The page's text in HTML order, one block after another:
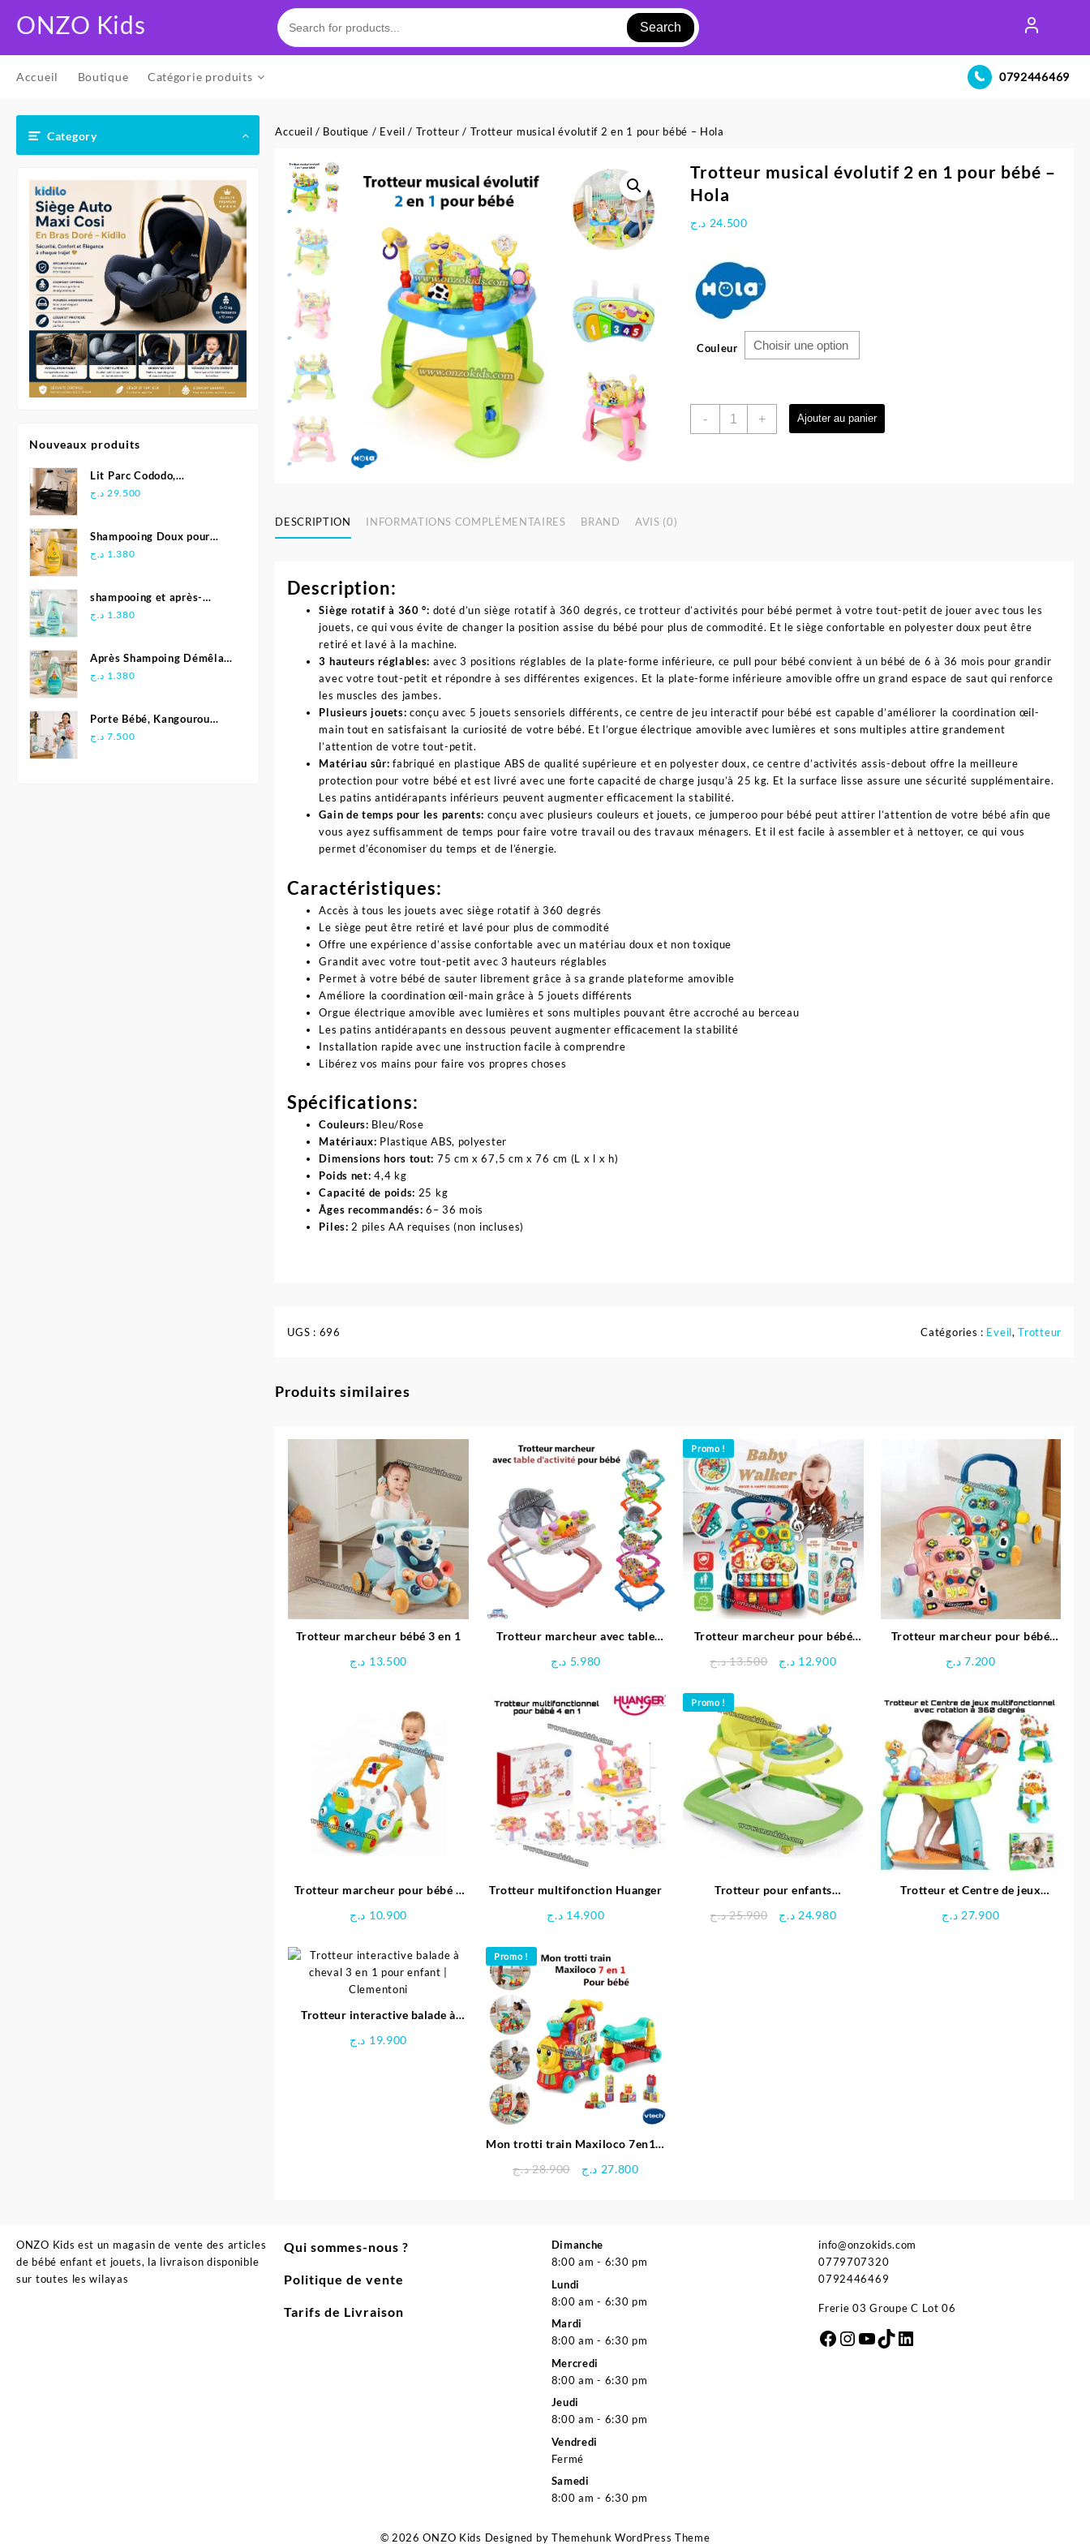
ONZO Kids Search
Accueil Boutique Catégorie produits 0792446469
Category
Nouveaux produits
Lit Parc Cododo,
Multifonction - Kidilo
29.500 د.ج
Shampooing Doux pour
Bébé 500 ml - Johnson's
1.380 د.ج
shampooing et après-
shampoing 2en1 Soft &
1.380 د.ج
Après Shampoing Démêlant
pour bébé - Johnson'S Baby
1.380 د.ج
Porte Bébé, Kangourou
Multifonctionnel
7.500 د.ج
Accueil / Boutique / Eveil / Trotteur / Trotteur musical évolutif 2 en 1 pour bébé – Hola
Trotteur musical évolutif 2 en 1 pour bébé –
Hola
24.500 د.ج
Couleur
-
quantité + Ajouter au panier
DESCRIPTION INFORMATIONS COMPLÉMENTAIRES BRAND AVIS (0)
Description:
Siège rotatif à 360 °: doté d’un siège rotatif à 360 degrés, ce trotteur d’activités pour bébé permet à votre tout-petit de jouer avec tous les
jouets, ce qui vous évite de changer la position assise du bébé pour plus de commodité. Et le siège confortable en polyester doux peut être
retiré et lavé à la machine.
3 hauteurs réglables: avec 3 positions réglables de la plate-forme inférieure, ce pull pour bébé convient à un bébé de 6 à 36 mois pour grandir
avec votre tout-petit et répondre à ses différentes exigences. Et la plate-forme inférieure amovible offre un grand espace de saut qui renforce
les muscles des jambes.
Plusieurs jouets: conçu avec 5 jouets sensoriels différents, ce centre de jeu interactif pour bébé est capable d’améliorer la coordination œil-
main tout en satisfaisant la curiosité de votre bébé. Et l’orgue électrique amovible avec lumières et sons multiples attire grandement
l’attention de votre tout-petit.
Matériau sûr: fabriqué en plastique ABS de qualité supérieure et en polyester doux, ce centre d’activités assis-debout offre la meilleure
protection pour votre bébé et est livré avec une forte capacité de charge jusqu’à 25 kg. Et la surface lisse assure une sécurité supplémentaire.
Les patins antidérapants inférieurs peuvent augmenter efficacement la stabilité.
Gain de temps pour les parents: conçu avec plusieurs couleurs et jouets, ce jumperoo pour bébé peut attirer l’attention de votre bébé afin que
vous ayez suffisamment de temps pour faire votre travail ou des travaux ménagers. Et il est facile à assembler et à nettoyer, ce qui vous
permet d’économiser du temps et de l’énergie.
Caractéristiques:
Accès à tous les jouets avec siège rotatif à 360 degrés
Le siège peut être retiré et lavé pour plus de commodité
Offre une expérience d’assise confortable avec un matériau doux et non toxique
Grandit avec votre tout-petit avec 3 hauteurs réglables
Permet à votre bébé de sauter librement grâce à sa grande plateforme amovible
Améliore la coordination œil-main grâce à 5 jouets différents
Orgue électrique amovible avec lumières et sons multiples pouvant être accroché au berceau
Les patins antidérapants en dessous peuvent augmenter efficacement la stabilité
Installation rapide avec une instruction facile à comprendre
Libérez vos mains pour faire vos propres choses
Spécifications:
Couleurs: Bleu/Rose
Matériaux: Plastique ABS, polyester
Dimensions hors tout: 75 cm x 67,5 cm x 76 cm (L x l x h)
Poids net: 4,4 kg
Capacité de poids: 25 kg
Âges recommandés: 6– 36 mois
Piles: 2 piles AA requises (non incluses)
UGS : 696 Catégories : Eveil,Trotteur
Produits similaires
Trotteur marcheur bébé 3 en 1
13.500 د.ج
Trotteur marcheur avec table
5.980 د.ج
Promo !
Trotteur marcheur pour bébé
13.500 د.ج
Le
12.900 د.ج
Le
Trotteur marcheur pour bébé
7.200 د.ج
Trotteur marcheur pour bébé 3
10.900 د.ج
Trotteur multifonction Huanger
14.900 د.ج
Promo !
Trotteur pour enfants
25.900 د.ج
Le
24.980 د.ج
Le
Trotteur et Centre de jeux
360 degrés
27.900 د.ج
Trotteur interactive balade à
Clementoni
19.900 د.ج
Promo !
Mon trotti train Maxiloco 7en1 –
28.900 د.ج
Le
27.800 د.ج
Le
ONZO Kids est un magasin de vente des articles
de bébé enfant et jouets, la livraison disponible
sur toutes les wilayas
Qui sommes-nous ?
Politique de vente
Tarifs de Livraison
Dimanche
8:00 am - 6:30 pm
Lundi
8:00 am - 6:30 pm
Mardi
8:00 am - 6:30 pm
Mercredi
8:00 am - 6:30 pm
Jeudi
8:00 am - 6:30 pm
Vendredi
Fermé
Samedi
8:00 am - 6:30 pm
info@onzokids.com
0779707320
0792446469
Frerie 03 Groupe C Lot 06
Facebook
Instagram
YouTube
TikTok
LinkedIn
© 2026ONZO Kids Designed by Themehunk WordPress Theme